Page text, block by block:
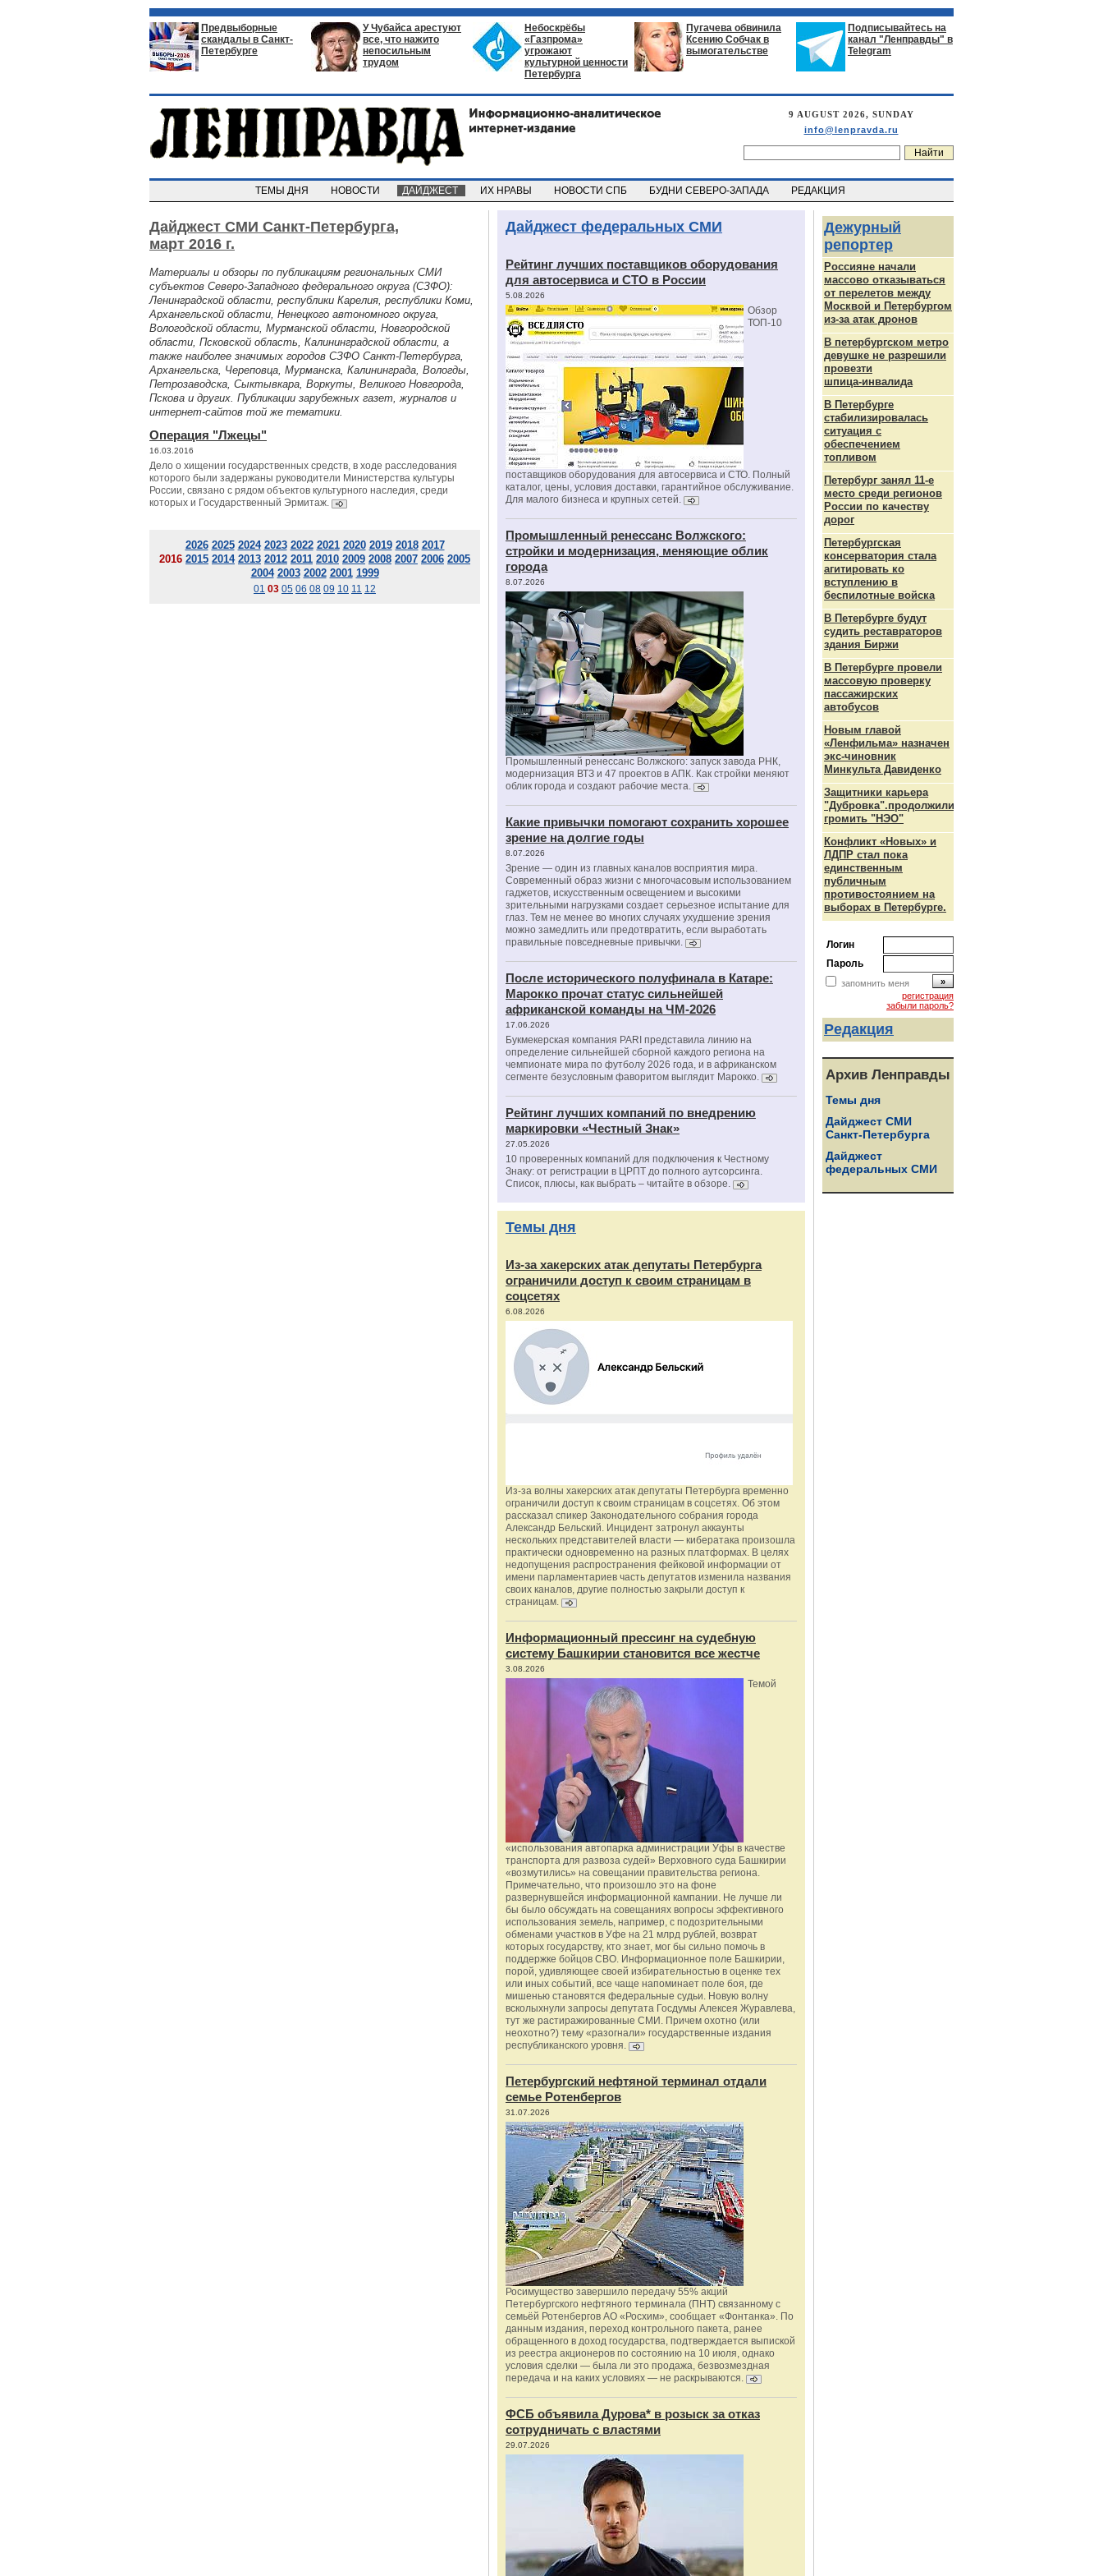
Предвыборные
скандалы в Санкт-
Петербурге
У Чубайса арестуют
все, что нажито
непосильным
трудом
Небоскрёбы
«Газпрома»
угрожают
культурной ценности
Петербурга
Пугачева обвинила
Ксению Собчак в
вымогательстве
Подписывайтесь на
канал "Ленправды" в
Telegram
9 AUGUST 2026, SUNDAY
info@lenpravda.ru
ТЕМЫ ДНЯ НОВОСТИ ДАЙДЖЕСТ ИХ НРАВЫ НОВОСТИ СПБ БУДНИ СЕВЕРО-ЗАПАДА РЕДАКЦИЯ
Дайджест СМИ Санкт-Петербурга,
март 2016 г.
Материалы и обзоры по публикациям региональных СМИ
субъектов Северо-Западного федерального округа (СЗФО):
Ленинградской области, республики Карелия, республики Коми,
Архангельской области, Ненецкого автономного округа,
Вологодской области, Мурманской области, Новгородской
области, Псковской область, Калининградской области, а
также наиболее значимых городов СЗФО Санкт-Петербурга,
Архангельска, Череповца, Мурманска, Калининграда, Вологды,
Петрозаводска, Сыктывкара, Воркуты, Великого Новгорода,
Пскова и других. Публикации зарубежных газет, журналов и
интернет-сайтов той же тематики.
Операция "Лжецы"
16.03.2016
Дело о хищении государственных средств, в ходе расследования
которого были задержаны руководители Министерства культуры
России, связано с рядом объектов культурного наследия, среди
которых и Государственный Эрмитаж.
2026 2025 2024 2023 2022 2021 2020 2019 2018 2017
2016 2015 2014 2013 2012 2011 2010 2009 2008 2007 2006 2005
2004 2003 2002 2001 1999
01 03 05 06 08 09 10 11 12
Дайджест федеральных СМИ
Рейтинг лучших поставщиков оборудования
для автосервиса и СТО в России
5.08.2026
Обзор
ТОП-10
поставщиков оборудования для автосервиса и СТО. Полный
каталог, цены, условия доставки, гарантийное обслуживание.
Для малого бизнеса и крупных сетей.
Промышленный ренессанс Волжского:
стройки и модернизация, меняющие облик
города
8.07.2026
Промышленный ренессанс Волжского: запуск завода РНК,
модернизация ВТЗ и 47 проектов в АПК. Как стройки меняют
облик города и создают рабочие места.
Какие привычки помогают сохранить хорошее
зрение на долгие годы
8.07.2026
Зрение — один из главных каналов восприятия мира.
Современный образ жизни с многочасовым использованием
гаджетов, искусственным освещением и высокими
зрительными нагрузками создает серьезное испытание для
глаз. Тем не менее во многих случаях ухудшение зрения
можно замедлить или предотвратить, если выработать
правильные повседневные привычки.
После исторического полуфинала в Катаре:
Марокко прочат статус сильнейшей
африканской команды на ЧМ-2026
17.06.2026
Букмекерская компания PARI представила линию на
определение сильнейшей сборной каждого региона на
чемпионате мира по футболу 2026 года, и в африканском
сегменте безусловным фаворитом выглядит Марокко.
Рейтинг лучших компаний по внедрению
маркировки «Честный Знак»
27.05.2026
10 проверенных компаний для подключения к Честному
Знаку: от регистрации в ЦРПТ до полного аутсорсинга.
Список, плюсы, как выбрать – читайте в обзоре.
Темы дня
Из‑за хакерских атак депутаты Петербурга
ограничили доступ к своим страницам в
соцсетях
6.08.2026
Из‑за волны хакерских атак депутаты Петербурга временно
ограничили доступ к своим страницам в соцсетях. Об этом
рассказал спикер Законодательного собрания города
Александр Бельский. Инцидент затронул аккаунты
нескольких представителей власти — кибератака произошла
практически одновременно на разных платформах. В целях
недопущения распространения фейковой информации от
имени парламентариев часть депутатов изменила названия
своих каналов, другие полностью закрыли доступ к
страницам.
Информационный прессинг на судебную
систему Башкирии становится все жестче
3.08.2026
Темой
«использования автопарка администрации Уфы в качестве
транспорта для развоза судей» Верховного суда Башкирии
«возмутились» на совещании правительства региона.
Примечательно, что произошло это на фоне
развернувшейся информационной кампании. Не лучше ли
бы было обсуждать на совещаниях вопросы эффективного
использования земель, например, с подозрительными
обменами участков в Уфе на 21 млрд рублей, возврат
которых государству, кто знает, мог бы сильно помочь в
поддержке бойцов СВО. Информационное поле Башкирии,
порой, удивляющее своей избирательностью в оценке тех
или иных событий, все чаще напоминает поле боя, где
мишенью становятся федеральные судьи. Новую волну
всколыхнули запросы депутата Госдумы Алексея Журавлева,
тут же растиражированные СМИ. Причем охотно (или
неохотно?) тему «разогнали» государственные издания
республиканского уровня.
Петербургский нефтяной терминал отдали
семье Ротенбергов
31.07.2026
Росимущество завершило передачу 55% акций
Петербургского нефтяного терминала (ПНТ) связанному с
семьёй Ротенбергов АО «Росхим», сообщает «Фонтанка». По
данным издания, переход контрольного пакета, ранее
обращенного в доход государства, подтверждается выпиской
из реестра акционеров по состоянию на 10 июля, однако
условия сделки — была ли это продажа, безвозмездная
передача и на каких условиях — не раскрываются.
ФСБ объявила Дурова* в розыск за отказ
сотрудничать с властями
29.07.2026
Дежурный
репортер
Россияне начали
массово отказываться
от перелетов между
Москвой и Петербургом
из-за атак дронов
В петербургском метро
девушке не разрешили
провезти
шпица‑инвалида
В Петербурге
стабилизировалась
ситуация с
обеспечением
топливом
Петербург занял 11-е
место среди регионов
России по качеству
дорог
Петербургская
консерватория стала
агитировать ко
вступлению в
беспилотные войска
В Петербурге будут
судить реставраторов
здания Биржи
В Петербурге провели
массовую проверку
пассажирских
автобусов
Новым главой
«Ленфильма» назначен
экс-чиновник
Минкульта Давиденко
Защитники карьера
"Дубровка".продолжили
громить "НЭО"
Конфликт «Новых» и
ЛДПР стал пока
единственным
публичным
противостоянием на
выборах в Петербурге.
Логин
Пароль
запомнить меня
регистрация
забыли пароль?
Редакция
Архив Ленправды
Темы дня
Дайджест СМИ
Санкт-Петербурга
Дайджест
федеральных СМИ